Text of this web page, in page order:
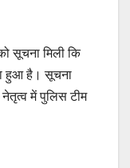
सूचना मिली कि
हुआ है। सूचना
नेतृत्व में पुलिस टीम